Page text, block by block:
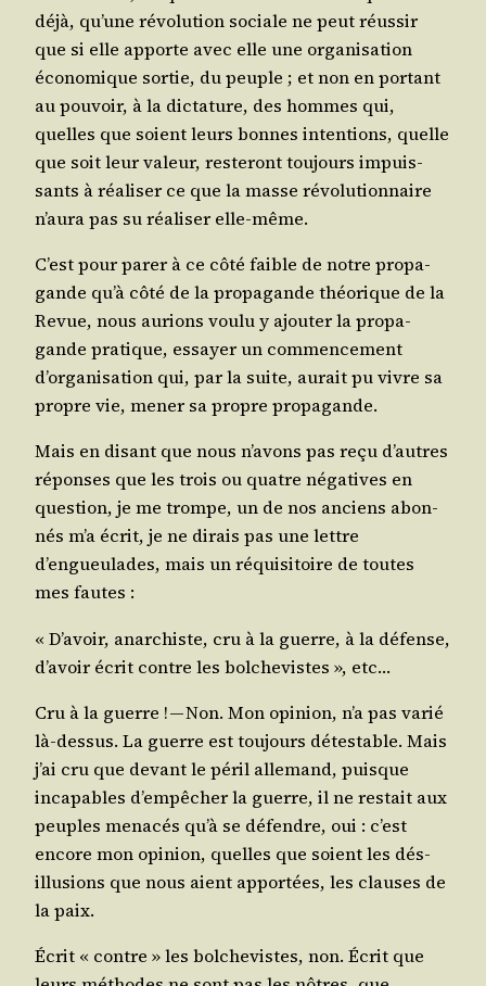
déjà, qu’une révo­lu­tion sociale ne peut réus­sir
que si elle apporte avec elle une orga­ni­sa­tion
éco­no­mique sor­tie, du peuple ; et non en por­tant
au pou­voir, à la dic­ta­ture, des hommes qui,
quelles que soient leurs bonnes inten­tions, quelle
que soit leur valeur, res­te­ront tou­jours impuis­
sants à réa­li­ser ce que la masse révo­lu­tion­naire
n’aura pas su réa­li­ser elle-même.
C’est pour parer à ce côté faible de notre pro­pa­
gande qu’à côté de la pro­pa­gande théo­rique de la
Revue, nous aurions vou­lu y ajou­ter la pro­pa­
gande pra­tique, essayer un com­men­ce­ment
d’organisation qui, par la suite, aurait pu vivre sa
propre vie, mener sa propre propagande.
Mais en disant que nous n’avons pas reçu d’autres
réponses que les trois ou quatre néga­tives en
ques­tion, je me trompe, un de nos anciens abon­
nés m’a écrit, je ne dirais pas une lettre
d’engueulades, mais un réqui­si­toire de toutes
mes fautes :
« D’avoir, anar­chiste, cru à la guerre, à la défense,
d’avoir écrit contre les bol­che­vistes », etc…
Cru à la guerre ! — Non. Mon opi­nion, n’a pas varié
là-des­sus. La guerre est tou­jours détes­table. Mais
j’ai cru que devant le péril alle­mand, puisque
inca­pables d’empêcher la guerre, il ne res­tait aux
peuples mena­cés qu’à se défendre, oui : c’est
encore mon opi­nion, quelles que soient les dés­
illu­sions que nous aient appor­tées, les clauses de
la paix.
Écrit « contre » les bol­che­vistes, non. Écrit que